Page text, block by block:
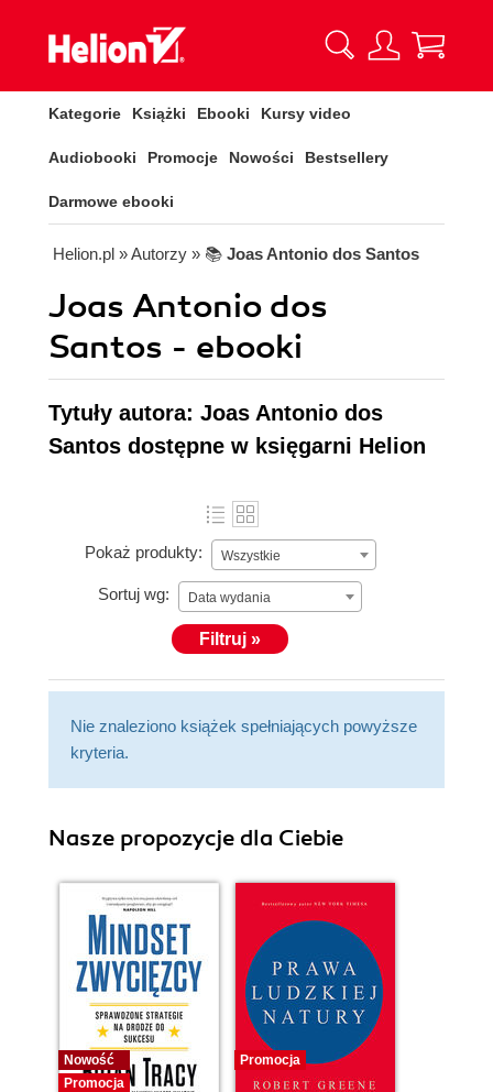
Kategorie Książki Ebooki Kursy video
Audiobooki Promocje Nowości Bestsellery
Darmowe ebooki
Helion.pl » Autorzy » 📚 Joas Antonio dos Santos
Joas Antonio dos
Santos - ebooki
Tytuły autora: Joas Antonio dos
Santos dostępne w księgarni Helion
Pokaż produkty: Wszystkie
Sortuj wg: Data wydania
Filtruj »
Nie znaleziono książek spełniających powyższe
kryteria.
Nasze propozycje dla Ciebie
Nowość
Promocja
Promocja